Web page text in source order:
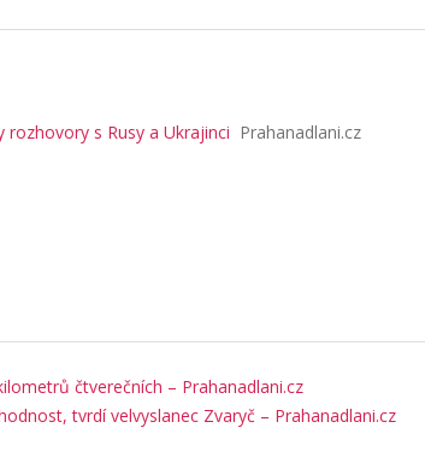
rozhovory s Rusy a Ukrajinci Prahanadlani.cz
čtverečních – Prahanadlani.cz
tvrdí velvyslanec Zvaryč – Prahanadlani.cz